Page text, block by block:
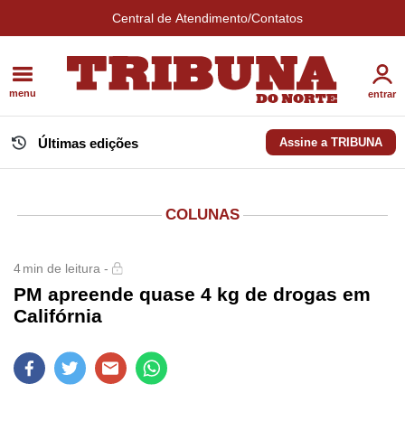
Central de Atendimento/Contatos
menu entrar
Últimas edições Assine a TRIBUNA
COLUNAS
4min de leitura -
PM apreende quase 4 kg de drogas em
Califórnia